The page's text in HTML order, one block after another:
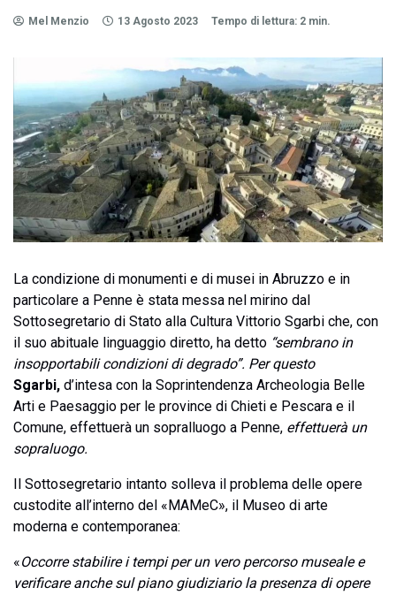
Mel Menzio 13 Agosto 2023 Tempo di lettura: 2 min.
La condizione di monumenti e di musei in Abruzzo e in
particolare a Penne è stata messa nel mirino dal
Sottosegretario di Stato alla Cultura Vittorio Sgarbi che, con
il suo abituale linguaggio diretto, ha detto “sembrano in
insopportabili condizioni di degrado”. Per questo
Sgarbi, d’intesa con la Soprintendenza Archeologia Belle
Arti e Paesaggio per le province di Chieti e Pescara e il
Comune, effettuerà un sopralluogo a Penne, effettuerà un
sopraluogo.
Il Sottosegretario intanto solleva il problema delle opere
custodite all’interno del «MAMeC», il Museo di arte
moderna e contemporanea:
«Occorre stabilire i tempi per un vero percorso museale e
verificare anche sul piano giudiziario la presenza di opere